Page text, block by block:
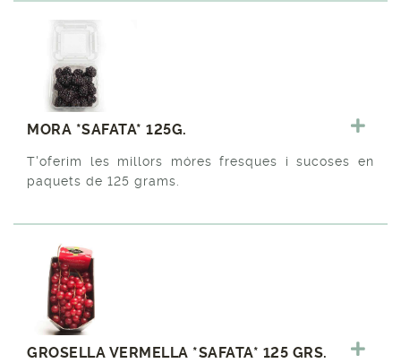
MORA *SAFATA* 125G.
T'oferim les millors móres fresques i sucoses en
paquets de 125 grams.
GROSELLA VERMELLA *SAFATA* 125 GRS.